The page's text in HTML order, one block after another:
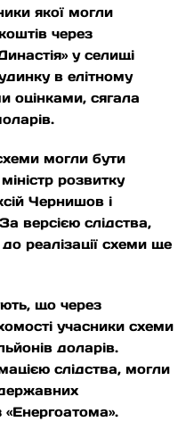
якої могли
через
у селищі
в елітному
оцінками, сягала
могли бути
розвитку
Чернишов і
версією слідства,
реалізації схеми ще
що через
учасники схеми
доларів.
слідства, могли